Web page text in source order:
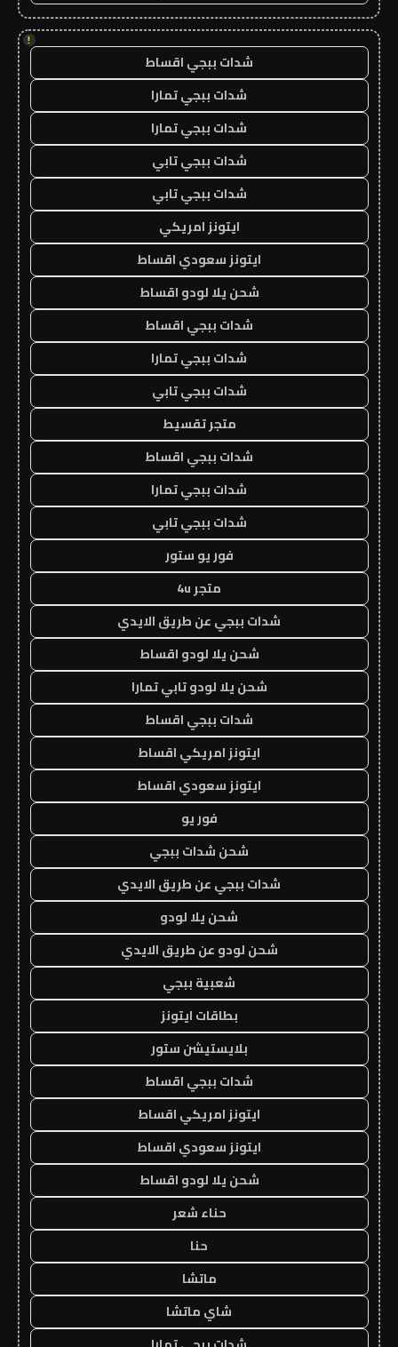
!
شدات ببجي اقساط
شدات ببجي تمارا
شدات ببجي تمارا
شدات ببجي تابي
شدات ببجي تابي
ايتونز امريكي
ايتونز سعودي اقساط
شحن يلا لودو اقساط
شدات ببجي اقساط
شدات ببجي تمارا
شدات ببجي تابي
متجر تقسيط
شدات ببجي اقساط
شدات ببجي تمارا
شدات ببجي تابي
فور يو ستور
متجر 4u
شدات ببجي عن طريق الايدي
شحن يلا لودو اقساط
شحن يلا لودو تابي تمارا
شدات ببجي اقساط
ايتونز امريكي اقساط
ايتونز سعودي اقساط
فور يو
شحن شدات ببجي
شدات ببجي عن طريق الايدي
شحن يلا لودو
شحن لودو عن طريق الايدي
شعبية ببجي
بطاقات ايتونز
بلايستيشن ستور
شدات ببجي اقساط
ايتونز امريكي اقساط
ايتونز سعودي اقساط
شحن يلا لودو اقساط
حناء شعر
حنا
ماتشا
شاي ماتشا